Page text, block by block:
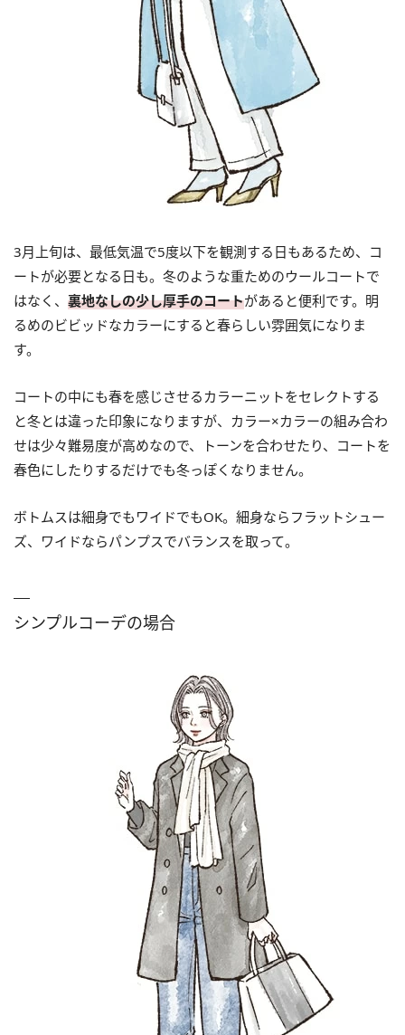
3月上旬は、最低気温で5度以下を観測する日もあるため、コ
ートが必要となる日も。冬のような重ためのウールコートで
はなく、 裏地なしの少し厚手のコートがあると便利です。明
るめのビビッドなカラーにすると春らしい雰囲気になりま
す。
コートの中にも春を感じさせるカラーニットをセレクトする
と冬とは違った印象になりますが、カラー×カラーの組み合わ
せは少々難易度が高めなので、トーンを合わせたり、コートを
春色にしたりするだけでも冬っぽくなりません。
ボトムスは細身でもワイドでもOK。細身ならフラットシュー
ズ、ワイドならパンプスでバランスを取って。
シンプルコーデの場合